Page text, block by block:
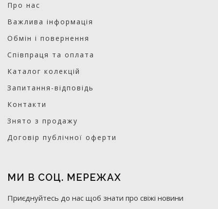
Про нас
Важлива інформація
Обмін і повернення
Співпраця та оплата
Каталог колекцій
Запитання-відповідь
Контакти
Знято з продажу
Договір публічної оферти
МИ В СОЦ. МЕРЕЖАХ
Приєднуйтесь до нас щоб знати про свіжі новини